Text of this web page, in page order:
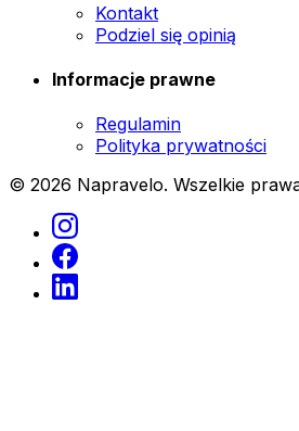
Kontakt
Podziel się opinią
Informacje prawne
Regulamin
Polityka prywatności
© 2026 Napravelo. Wszelkie